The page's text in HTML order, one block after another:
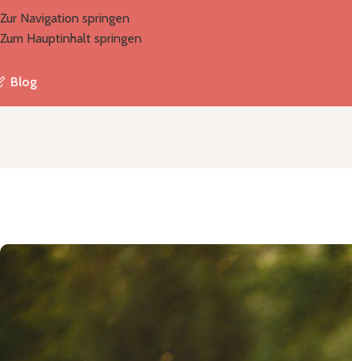
Zur Navigation springen
Zum Hauptinhalt springen
Blog